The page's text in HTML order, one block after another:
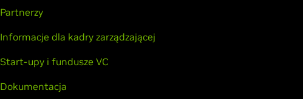
Partnerzy
Informacje dla kadry zarządzającej
Start-upy i fundusze VC
Dokumentacja